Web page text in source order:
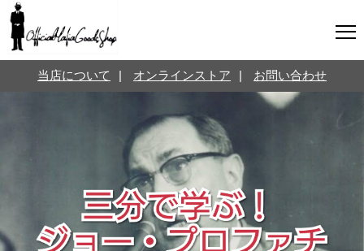
Twitterはこちら @jpmeyerlanskytm
マフィアの小話
当店について オンラインストア お問い合わせ
オンラインストア
言葉のお医者さん